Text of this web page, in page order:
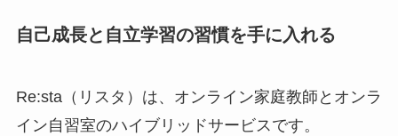
自己成長と自立学習の習慣を手に入れる
Re:sta（リスタ）は、オンライン家庭教師とオンラ
イン自習室のハイブリッドサービスです。